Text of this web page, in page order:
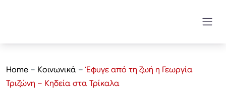
Home – Κοινωνικά – Έφυγε από τη ζωή η Γεωργία
Τριζώνη – Κηδεία στα Τρίκαλα